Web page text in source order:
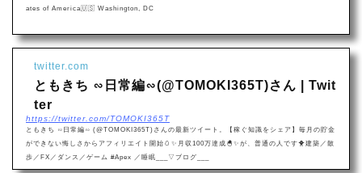
ates of America🇺🇸 Washington, DC
twitter.com
ともきち ∽日常編∽(@TOMOKI365T)さん | Twit
ter
https://twitter.com/TOMOKI365T
ともきち ∽日常編∽ (@TOMOKI365T)さんの最新ツイート。【稼ぐ知識をシェア】毎月の貯金
ができない悔しさからアフィリエイト開始🥚✨月収100万達成🐣✨が、普通の人です🐥建築／散
歩／FX／ダンス／ゲーム #Apex ／睡眠___▽ブログ___